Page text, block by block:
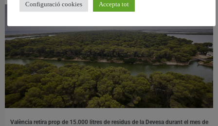
València retira prop de 15.000 litres de residus de la Devesa durant el mes de
Configuració cookies Accepta tot